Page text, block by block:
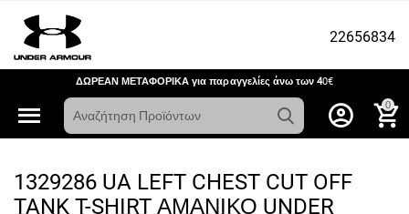
22656834
0
ΔΩΡΕΑΝ ΜΕΤΑΦΟΡΙΚΑ για παραγγελίες άνω των 40€
1329286 UA LEFT CHEST CUT OFF
TANK T-SHIRT ΑΜΑΝΙΚΟ UNDER